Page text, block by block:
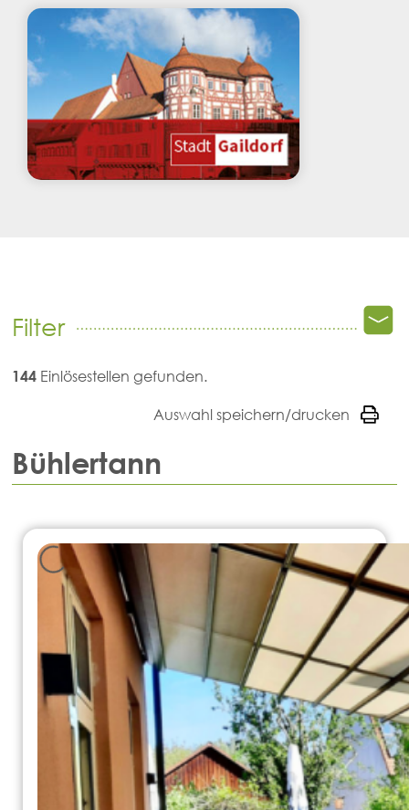
Filter
144 Einlösestellen gefunden.
Auswahl speichern/drucken
Bühlertann